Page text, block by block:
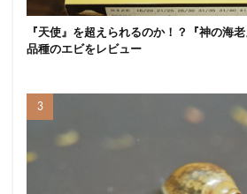
『天使』を超えられるのか！？『神の海
品種のエビをレビュー